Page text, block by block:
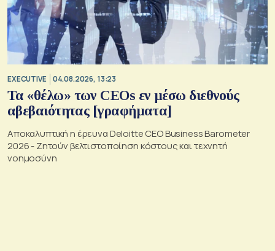
EXECUTIVE 04.08.2026, 13:23
Τα «θέλω» των CEOs εν μέσω διεθνούς
αβεβαιότητας [γραφήματα]
Αποκαλυπτική η έρευνα Deloitte CEO Business Barometer
2026 - Ζητούν βελτιστοποίηση κόστους και τεχνητή
νοημοσύνη